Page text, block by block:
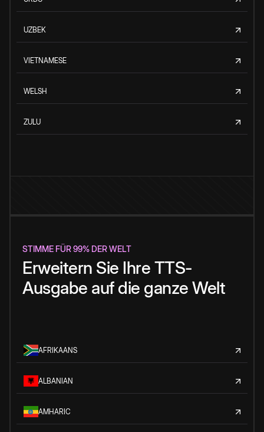
UZBEK
VIETNAMESE
WELSH
ZULU
STIMME FÜR 99% DER WELT
Erweitern Sie Ihre TTS-
Ausgabe auf die ganze Welt
AFRIKAANS
ALBANIAN
AMHARIC